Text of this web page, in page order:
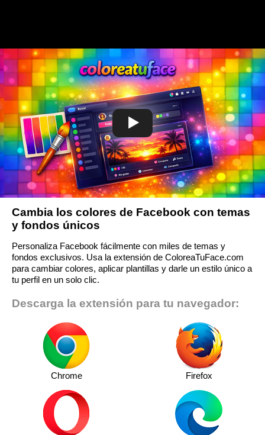
Cambia los colores de Facebook con temas
y fondos únicos
Personaliza Facebook fácilmente con miles de temas y
fondos exclusivos. Usa la extensión de ColoreaTuFace.com
para cambiar colores, aplicar plantillas y darle un estilo único a
tu perfil en un solo clic.
Descarga la extensión para tu navegador:
Chrome Firefox